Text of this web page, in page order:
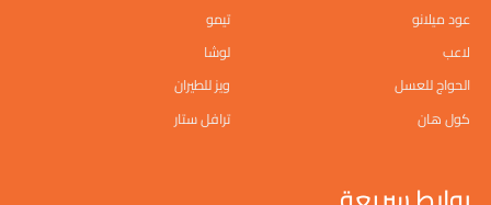
عود ميلانو
تيمو
لاعب
لوشا
الحواج للعسل
ويز للطيران
كول هان
ترافل ستار